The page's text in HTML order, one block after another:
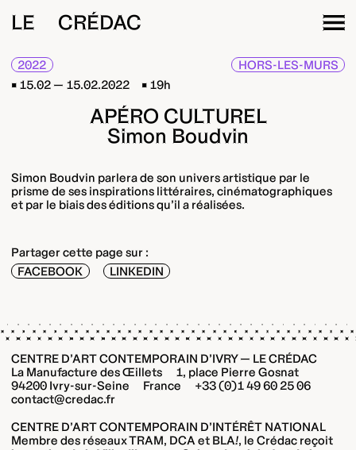
LE CRÉDAC
2022
HORS-LES-MURS
15.02 — 15.02.2022
19h
APÉRO CULTUREL
Simon Boudvin
Simon Boudvin parlera de son univers artistique par le
prisme de ses inspirations littéraires, cinématographiques
et par le biais des éditions qu’il a réalisées.
Partager cette page sur :
FACEBOOK
LINKEDIN
CENTRE D’ART CONTEMPORAIN D’IVRY — LE CRÉDAC
La Manufacture des Œillets 1, place Pierre Gosnat
94200 Ivry-sur-Seine France +33 (0)1 49 60 25 06
contact@credac.fr
CENTRE D’ART CONTEMPORAIN D’INTÉRÊT NATIONAL
Membre des réseaux TRAM, DCA et BLA!, le Crédac reçoit